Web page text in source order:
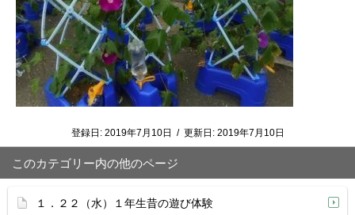
登録日: 2019年7月10日 / 更新日: 2019年7月10日
このカテゴリー内の他のページ
１．２２（水）１年生昔の遊び体験